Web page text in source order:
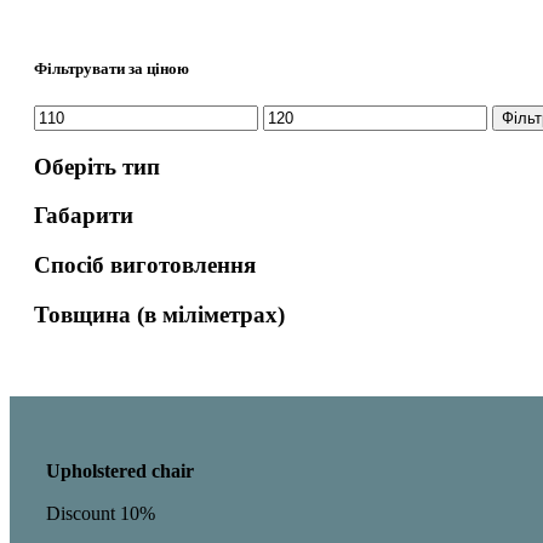
Фільтрувати за ціною
Мінімальна
ціна
Найбільша
ціна
Оберіть тип
Габарити
Спосіб виготовлення
Товщина (в міліметрах)
Upholstered chair
Discount 10%